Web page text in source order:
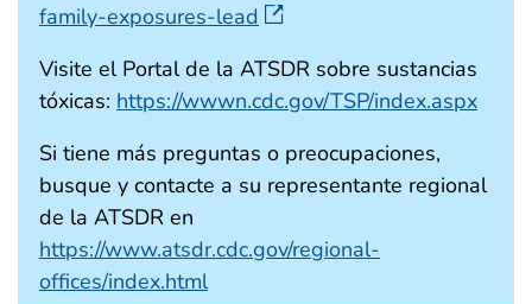
family-exposures-lead
Visite el Portal de la ATSDR sobre sustancias
tóxicas: https://wwwn.cdc.gov/TSP/index.aspx
Si tiene más preguntas o preocupaciones,
busque y contacte a su representante regional
de la ATSDR en
https://www.atsdr.cdc.gov/regional-
offices/index.html